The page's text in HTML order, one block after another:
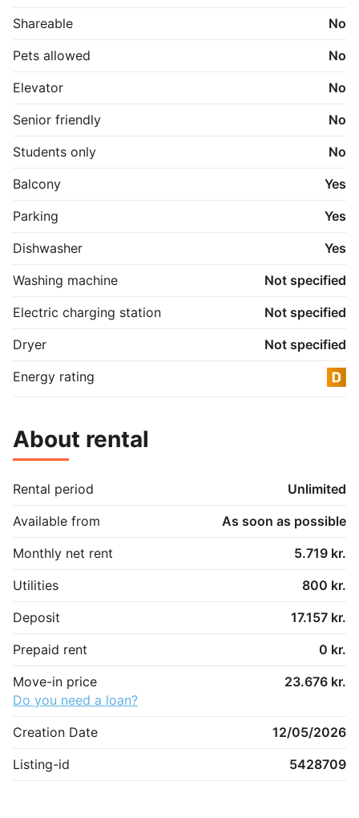
Fotos kan være fra tilsvarende lejlighed og derfor
Shareable
No
Pets allowed
No
Elevator
No
Senior friendly
No
Students only
No
Balcony
Yes
Parking
Yes
Dishwasher
Yes
Washing machine
Not specified
Electric charging station
Not specified
Dryer
Not specified
Energy rating
About rental
Rental period
Unlimited
Available from
As soon as possible
Monthly net rent
5.719 kr.
Utilities
800 kr.
Deposit
17.157 kr.
Prepaid rent
0 kr.
Move-in price
23.676 kr.
Do you need a loan?
Creation Date
12/05/2026
Listing-id
5428709